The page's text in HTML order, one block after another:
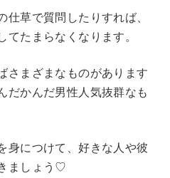
草で質問したりすれば、
たまらなくなります。
さまざまなものがあります
だかんだ男性人気抜群なも
身につけて、好きな人や彼
ましょう♡